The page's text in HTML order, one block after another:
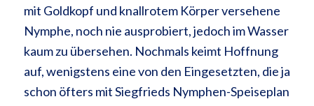
mit Goldkopf und knallrotem Körper versehene
Nymphe, noch nie ausprobiert, jedoch im Wasser
kaum zu übersehen. Nochmals keimt Hoffnung
auf, wenigstens eine von den Eingesetzten, die ja
schon öfters mit Siegfrieds Nymphen-Speiseplan